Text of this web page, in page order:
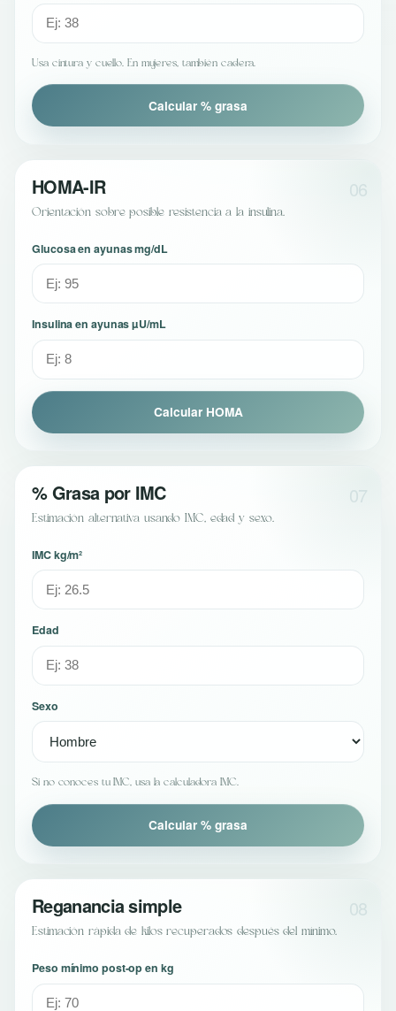
Usa cintura y cuello. En mujeres, también cadera.
Calcular % grasa
06
HOMA-IR
Orientación sobre posible resistencia a la insulina.
Glucosa en ayunas mg/dL
Insulina en ayunas µU/mL
Calcular HOMA
07
% Grasa por IMC
Estimación alternativa usando IMC, edad y sexo.
IMC kg/m²
Edad
Sexo
Si no conoces tu IMC, usa la calculadora IMC.
Calcular % grasa
08
Reganancia simple
Estimación rápida de kilos recuperados después del mínimo.
Peso mínimo post-op en kg